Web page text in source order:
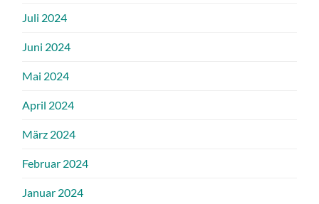
Juli 2024
Juni 2024
Mai 2024
April 2024
März 2024
Februar 2024
Januar 2024